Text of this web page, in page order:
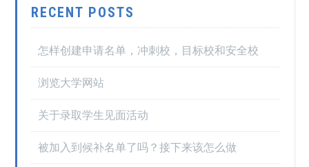
RECENT POSTS
怎样创建申请名单，冲刺校，目标校和安全校
浏览大学网站
关于录取学生见面活动
被加入到候补名单了吗？接下来该怎么做